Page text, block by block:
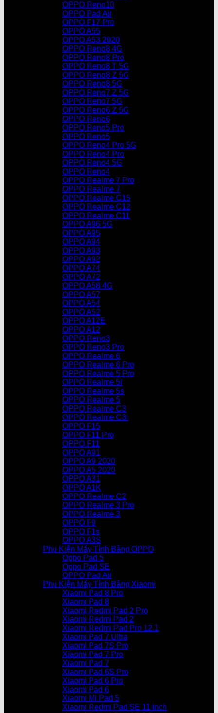
OPPO Reno10
OPPO Pad Air
OPPO F17 Pro
OPPO A55
OPPO A53 2020
OPPO Reno8 4G
OPPO Reno8 Pro
OPPO Reno8 T 5G
OPPO Reno8 Z 5G
OPPO Reno8 5G
OPPO Reno7 Z 5G
OPPO Reno7 5G
OPPO Reno6 Z 5G
OPPO Reno6
OPPO Reno5 Pro
OPPO Reno5
OPPO Reno4 Pro 5G
OPPO Reno4 Pro
OPPO Reno4 5G
OPPO Reno4
OPPO Realme 7 Pro
OPPO Realme 7
OPPO Realme C15
OPPO Realme C12
OPPO Realme C11
OPPO A96 5G
OPPO A95
OPPO A94
OPPO A93
OPPO A92
OPPO A74
OPPO A72
OPPO A58 4G
OPPO A57
OPPO A54
OPPO A52
OPPO A12E
OPPO A12
OPPO Reno3
OPPO Reno3 Pro
OPPO Realme 6
OPPO Realme 6 Pro
OPPO Realme 5 Pro
OPPO Realme 5i
OPPO Realme 5s
OPPO Realme 5
OPPO Realme C3
OPPO Realme C3i
OPPO F15
OPPO F11 Pro
OPPO F11
OPPO A91
OPPO A9 2020
OPPO A5 2020
OPPO A31
OPPO A1K
OPPO Realme C2
OPPO Realme 3 Pro
OPPO Realme 3
OPPO F9
OPPO F1s
OPPO A3S
Phụ Kiện Máy Tính Bảng OPPO
Oppo Pad 5
Oppo Pad SE
OPPO Pad Air
Phụ Kiện Máy Tính Bảng Xiaomi
Xiaomi Pad 8 Pro
Xiaomi Pad 8
Xiaomi Redmi Pad 2 Pro
Xiaomi Redmi Pad 2
Xiaomi Redmi Pad Pro 12.1
Xiaomi Pad 7 Ultra
Xiaomi Pad 7S Pro
Xiaomi Pad 7 Pro
Xiaomi Pad 7
Xiaomi Pad 6S Pro
Xiaomi Pad 6 Pro
Xiaomi Pad 6
Xiaomi Mi Pad 5
Xiaomi Redmi Pad SE 11 inch